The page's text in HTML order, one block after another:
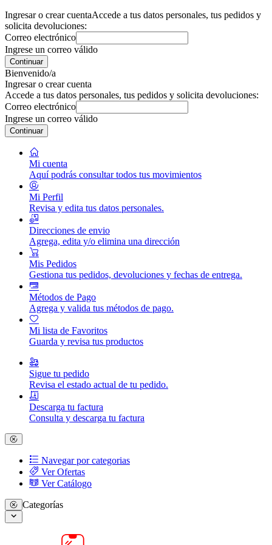
Ingresar o crear cuentaAccede a tus datos personales, tus pedidos y
solicita devoluciones:
Correo electrónico
Ingrese un correo válido
Continuar
Bienvenido/a
Ingresar o crear cuenta
Accede a tus datos personales, tus pedidos y solicita devoluciones:
Correo electrónico
Ingrese un correo válido
Continuar
Mi cuenta
Aquí podrás consultar todos tus movimientos
Mi Perfil
Revisa y edita tus datos personales.
Direcciones de envio
Agrega, edita y/o elimina una dirección
Mis Pedidos
Gestiona tus pedidos, devoluciones y fechas de entrega.
Métodos de Pago
Agrega y valida tus métodos de pago.
Mi lista de Favoritos
Guarda y revisa tus productos
Sigue tu pedido
Revisa el estado actual de tu pedido.
Descarga tu factura
Consulta y descarga tu factura
Navegar por categorias
Ver Ofertas
Ver Catálogo
Categorías